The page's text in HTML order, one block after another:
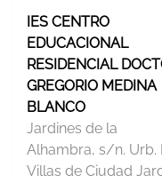
IES CENTRO
EDUCACIONAL
RESIDENCIAL
GREGORIO MEDINA
BLANCO
Jardines de la
Alhambra, s/n. Urb.
Villas de Ciudad